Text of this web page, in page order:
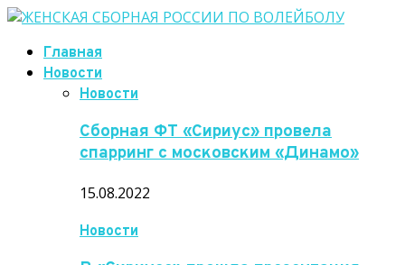
Главная
Новости
Новости
Сборная ФТ «Сириус» провела
спарринг с московским «Динамо»
15.08.2022
Новости